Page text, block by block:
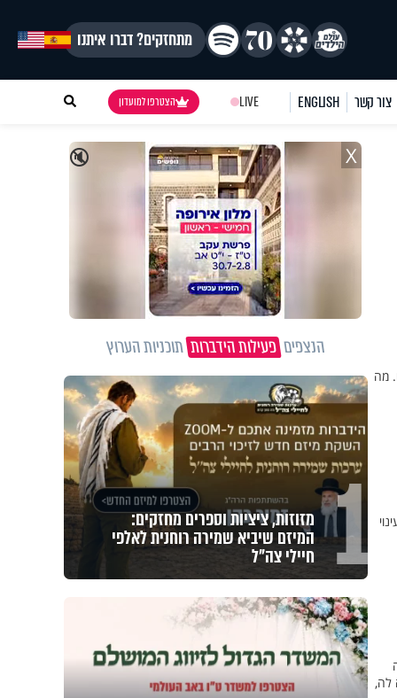
מתחזקים? דברו איתנו
צור קשר ENGLISH
LIVE הצטרפו למועדון
מה
לה,
🔇 X
הנצפיםפעילות הידברותתוכניות הערוץ
1 מזוזות, ציציות וספרים מחזקים:
המיזם שיביא שמירה רוחנית לאלפי
חיילי צה"ל